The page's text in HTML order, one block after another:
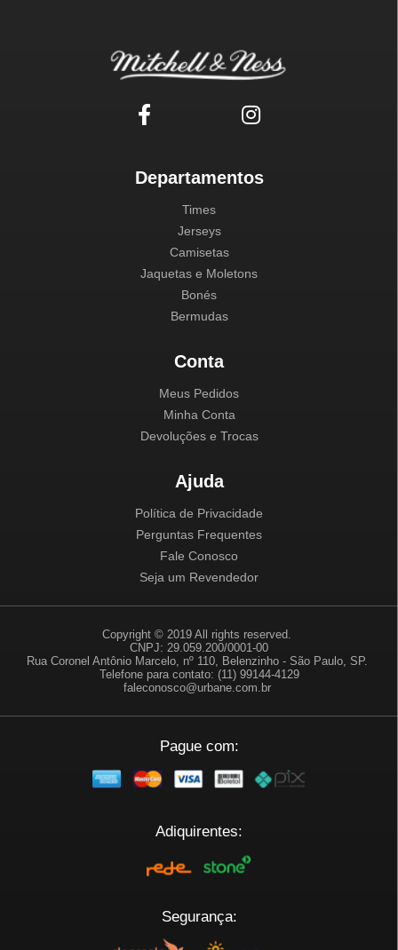
Departamentos
Times
Jerseys
Camisetas
Jaquetas e Moletons
Bonés
Bermudas
Conta
Meus Pedidos
Minha Conta
Devoluções e Trocas
Ajuda
Política de Privacidade
Perguntas Frequentes
Fale Conosco
Seja um Revendedor
Copyright © 2019 All rights reserved.
CNPJ: 29.059.200/0001-00
Rua Coronel Antônio Marcelo, nº 110, Belenzinho - São Paulo, SP.
Telefone para contato: (11) 99144-4129
faleconosco@urbane.com.br
Pague com:
Adiquirentes:
Segurança: